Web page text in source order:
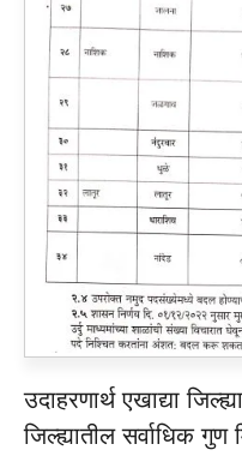
उदाहरणार्थ एखाद्या
जिल्ह्यातील सर्वाधिक गुण